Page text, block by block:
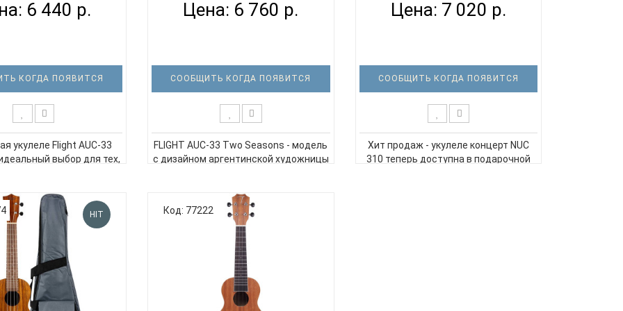
6 440 р.
КОГДА ПОЯВИТСЯ
укулеле Flight AUC-33
выбор для тех,
это чувство в дизайне
На пыльных
планет останутся
Концертная ..
Цена: 6 760 р.
СООБЩИТЬ КОГДА ПОЯВИТСЯ
FLIGHT AUC-33 Two Seasons - модель
с дизайном аргентинской художницы
это время для путешествий,
кемпинга, плавания, походов и
теплых развлечений на свежем
воздухе; зима – время акти..
Цена: 7 020 р.
СООБЩИТЬ КОГДА ПОЯВИТСЯ
Хит продаж - укулеле концерт NUC
310 теперь доступна в подарочной
HIT Код: 77222